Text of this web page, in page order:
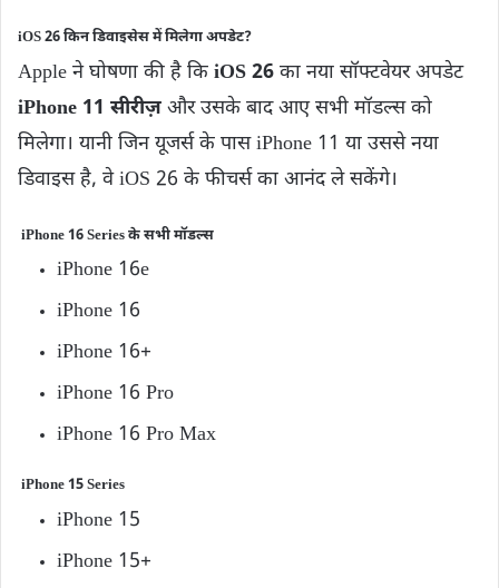
iOS 26 किन डिवाइसेस में मिलेगा अपडेट?
Apple ने घोषणा की है कि iOS 26 का नया सॉफ्टवेयर अपडेट
iPhone 11 सीरीज़ और उसके बाद आए सभी मॉडल्स को
मिलेगा। यानी जिन यूजर्स के पास iPhone 11 या उससे नया
डिवाइस है, वे iOS 26 के फीचर्स का आनंद ले सकेंगे।
iPhone 16 Series के सभी मॉडल्स
iPhone 16e
iPhone 16
iPhone 16+
iPhone 16 Pro
iPhone 16 Pro Max
iPhone 15 Series
iPhone 15
iPhone 15+